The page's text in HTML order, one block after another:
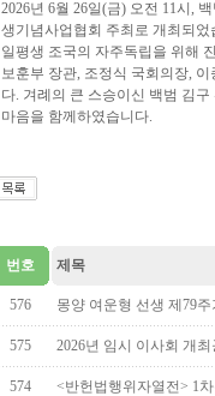
2026년 6월 26일(금) 오전 11시,
생기념사업협회 주최로 개최되었
일평생 조국의 자주독립을 위해
보훈부 장관, 조정식 국회의장,
다. 겨례의 큰 스승이신 백범 김
마음을 함께하였습니다.
번호 제목
576 몽양 여운형 선생 제79
575 2026년 임시 이사회 개최
574 <반헌법행위자열전> 1